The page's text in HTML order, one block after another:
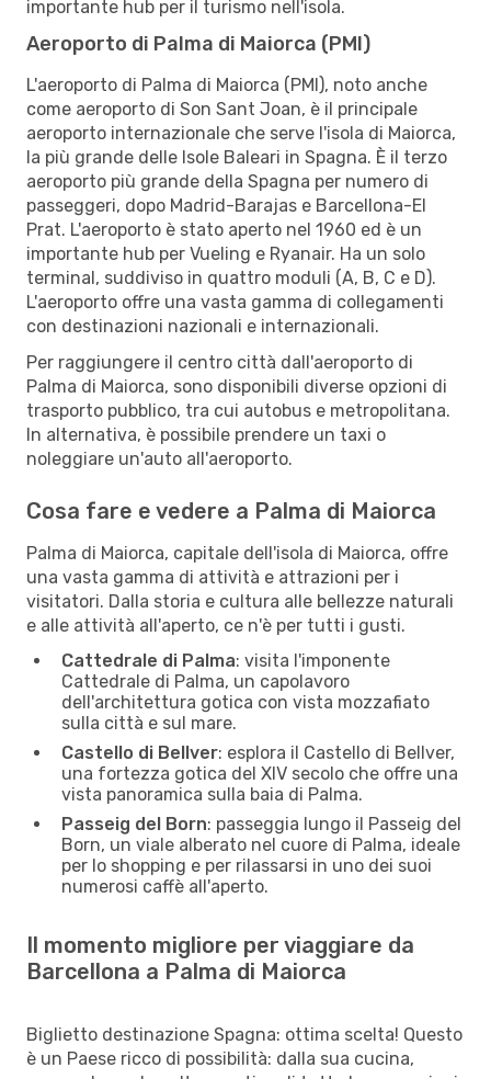
importante hub per il turismo nell'isola.
Aeroporto di Palma di Maiorca (PMI)
L'aeroporto di Palma di Maiorca (PMI), noto anche
come aeroporto di Son Sant Joan, è il principale
aeroporto internazionale che serve l'isola di Maiorca,
la più grande delle Isole Baleari in Spagna. È il terzo
aeroporto più grande della Spagna per numero di
passeggeri, dopo Madrid-Barajas e Barcellona-El
Prat. L'aeroporto è stato aperto nel 1960 ed è un
importante hub per Vueling e Ryanair. Ha un solo
terminal, suddiviso in quattro moduli (A, B, C e D).
L'aeroporto offre una vasta gamma di collegamenti
con destinazioni nazionali e internazionali.
Per raggiungere il centro città dall'aeroporto di
Palma di Maiorca, sono disponibili diverse opzioni di
trasporto pubblico, tra cui autobus e metropolitana.
In alternativa, è possibile prendere un taxi o
noleggiare un'auto all'aeroporto.
Cosa fare e vedere a Palma di Maiorca
Palma di Maiorca, capitale dell'isola di Maiorca, offre
una vasta gamma di attività e attrazioni per i
visitatori. Dalla storia e cultura alle bellezze naturali
e alle attività all'aperto, ce n'è per tutti i gusti.
Cattedrale di Palma: visita l'imponente
Cattedrale di Palma, un capolavoro
dell'architettura gotica con vista mozzafiato
sulla città e sul mare.
Castello di Bellver: esplora il Castello di Bellver,
una fortezza gotica del XIV secolo che offre una
vista panoramica sulla baia di Palma.
Passeig del Born: passeggia lungo il Passeig del
Born, un viale alberato nel cuore di Palma, ideale
per lo shopping e per rilassarsi in uno dei suoi
numerosi caffè all'aperto.
Il momento migliore per viaggiare da
Barcellona a Palma di Maiorca
Biglietto destinazione Spagna: ottima scelta! Questo
è un Paese ricco di possibilità: dalla sua cucina,